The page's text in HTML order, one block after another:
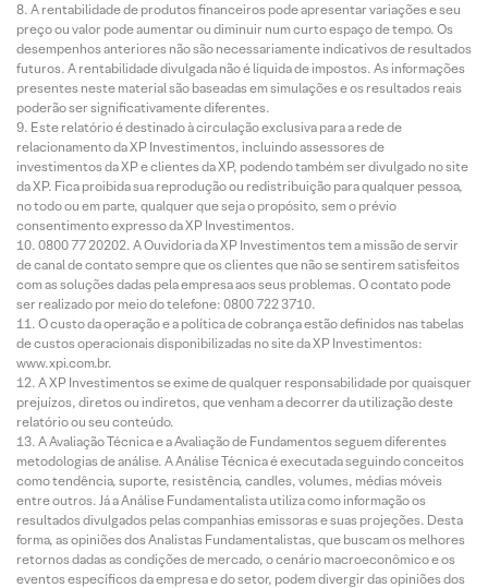
A rentabilidade de produtos financeiros pode apresentar variações e seu
preço ou valor pode aumentar ou diminuir num curto espaço de tempo. Os
desempenhos anteriores não são necessariamente indicativos de resultados
futuros. A rentabilidade divulgada não é líquida de impostos. As informações
presentes neste material são baseadas em simulações e os resultados reais
poderão ser significativamente diferentes.
Este relatório é destinado à circulação exclusiva para a rede de
relacionamento da XP Investimentos, incluindo assessores de
investimentos da XP e clientes da XP, podendo também ser divulgado no site
da XP. Fica proibida sua reprodução ou redistribuição para qualquer pessoa,
no todo ou em parte, qualquer que seja o propósito, sem o prévio
consentimento expresso da XP Investimentos.
0800 77 20202. A Ouvidoria da XP Investimentos tem a missão de servir
de canal de contato sempre que os clientes que não se sentirem satisfeitos
com as soluções dadas pela empresa aos seus problemas. O contato pode
ser realizado por meio do telefone: 0800 722 3710.
O custo da operação e a política de cobrança estão definidos nas tabelas
de custos operacionais disponibilizadas no site da XP Investimentos:
www.xpi.com.br.
A XP Investimentos se exime de qualquer responsabilidade por quaisquer
prejuízos, diretos ou indiretos, que venham a decorrer da utilização deste
relatório ou seu conteúdo.
A Avaliação Técnica e a Avaliação de Fundamentos seguem diferentes
metodologias de análise. A Análise Técnica é executada seguindo conceitos
como tendência, suporte, resistência, candles, volumes, médias móveis
entre outros. Já a Análise Fundamentalista utiliza como informação os
resultados divulgados pelas companhias emissoras e suas projeções. Desta
forma, as opiniões dos Analistas Fundamentalistas, que buscam os melhores
retornos dadas as condições de mercado, o cenário macroeconômico e os
eventos específicos da empresa e do setor, podem divergir das opiniões dos